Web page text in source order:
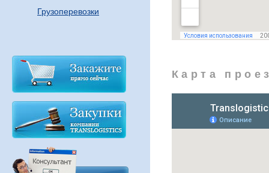
Карта
Грузоперевозки